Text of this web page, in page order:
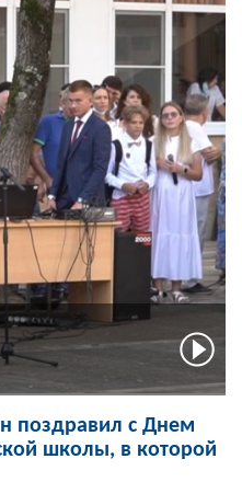
поздравил с Днем
школы, в которой